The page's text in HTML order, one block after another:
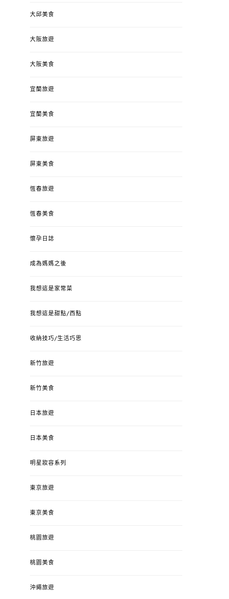
大邱美食
大阪旅遊
大阪美食
宜蘭旅遊
宜蘭美食
屏東旅遊
屏東美食
恆春旅遊
恆春美食
懷孕日誌
成為媽媽之後
我想這是家常菜
我想這是甜點/西點
收納技巧/生活巧思
新竹旅遊
新竹美食
日本旅遊
日本美食
明星妝容系列
東京旅遊
東京美食
桃園旅遊
桃園美食
沖繩旅遊